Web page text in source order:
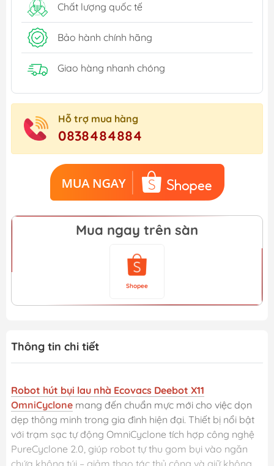
Chất lượng quốc tế
Bảo hành chính hãng
Giao hàng nhanh chóng
Hỗ trợ mua hàng
0838484884
Mua ngay trên sàn
Shopee
Thông tin chi tiết
Robot hút bụi lau nhà Ecovacs Deebot X11
OmniCyclone mang đến chuẩn mực mới cho việc dọn
dẹp thông minh trong gia đình hiện đại. Thiết bị nổi bật
với trạm sạc tự động OmniCyclone tích hợp công nghệ
PureCyclone 2.0, giúp robot tự thu gom bụi vào ngăn
chứa không túi – giảm thao tác thủ công và giữ không